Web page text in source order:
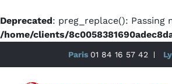
Deprecated: preg_replace():
/home/clients/
Paris 01 84 16 57 42